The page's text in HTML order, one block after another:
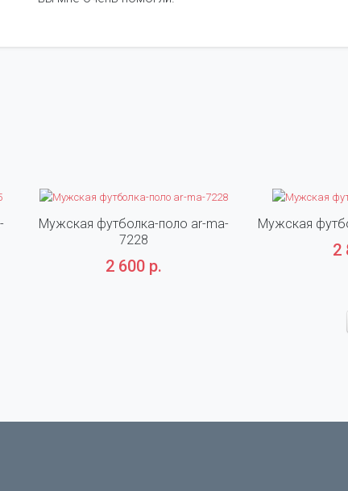
Мужская футболка-поло ar-ma-
7228
2 600 р.
Мужская
2